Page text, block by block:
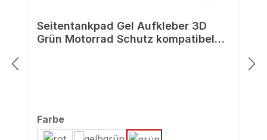
Seitentankpad Gel Aufkleber 3D
Grün Motorrad Schutz kompatibel
Farbeauswählen